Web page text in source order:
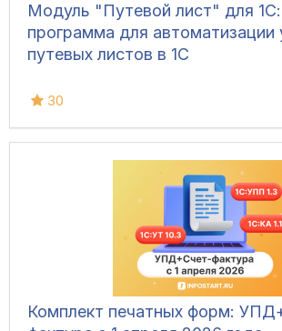
Модуль "Путевой лист" для
программа для автоматизации
путевых листов в 1С
30
Комплект печатных форм: